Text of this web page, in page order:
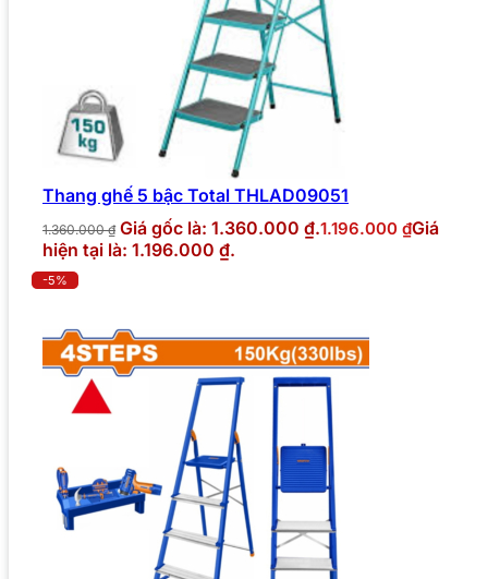
Thang ghế 5 bậc Total THLAD09051
1.360.000₫ Giá gốc là: 1.360.000 ₫.1.196.000 ₫Giá
hiện tại là: 1.196.000 ₫.
-5%